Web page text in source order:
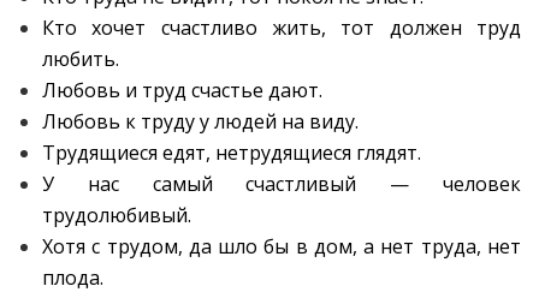
Кто хочет счастливо жить, тот должен труд
любить.
Любовь и труд счастье дают.
Любовь к труду у людей на виду.
Трудящиеся едят, нетрудящиеся глядят.
У нас самый счастливый — человек
трудолюбивый.
Хотя с трудом, да шло бы в дом, а нет труда, нет
плода.